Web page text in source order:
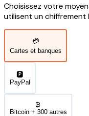
Choisissez votre
utilisent un chiffrement
💳
Cartes et banques
🅿️
PayPal
₿
Bitcoin + 300 autres